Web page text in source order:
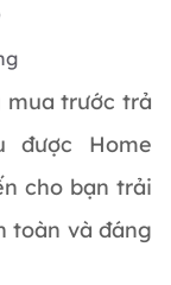
mua trước trả
được Home
cho bạn trải
toàn và đáng